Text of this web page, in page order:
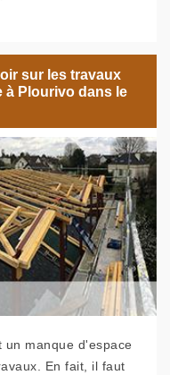
sur les travaux
à Plourivo dans le
manque d'espace
En fait, il faut